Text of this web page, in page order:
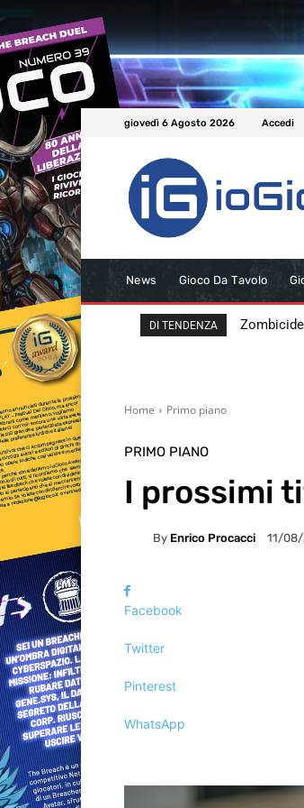
giovedì 6 Agosto 2026 Accedi
News Gioco Da Tavolo
DI TENDENZA
Home Primo piano
PRIMO PIANO
I prossimi
By Enrico Procacci 11/
Facebook
Twitter
Pinterest
WhatsApp